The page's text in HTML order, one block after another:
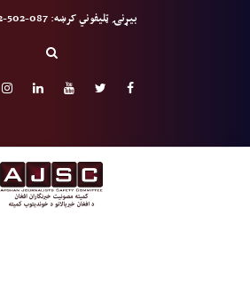
بیړنۍ ټلیفوني کرښه: 087-502-702 93+